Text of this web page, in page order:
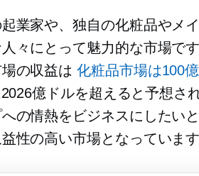
業家や、独自の化粧品やメ
々にとって魅力的な市場で
場の収益は化粧品市場は100
億ドルを超えると予想さ
の情熱をビジネスにしたい
性の高い市場となっていま